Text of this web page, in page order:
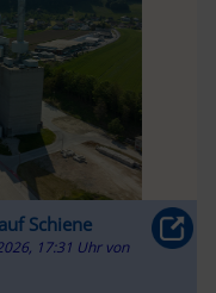
Schiene
17:31 Uhr von